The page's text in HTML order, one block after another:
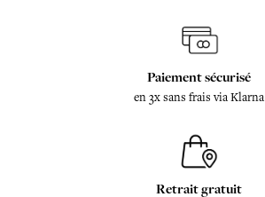
Paiement sécurisé
en 3x sans frais via Klarna
Retrait gratuit